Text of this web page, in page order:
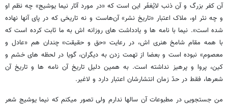
آن کفر بزرگ و آن ذنب لایُغفَر این است که «در مورد آثار نیما یوشیج» چه نظم او
و چه نثر او، ملاک اعتبار «تاریخ نشر» آن‌هاست و نه تاریخی که در پای آنها نهاده
شده است». نیما با نامه ها و یادداشت های روزانه اش به ما ثابت کرده است که
با همه مقام شامخ هنری اش، در رعایت «حق و حقیقت» چندان هم «عادل و
معصوم» نبوده است و بعضا از تهمت زدن به دیگران، گویا در لحظه های خشم و
کین، پروا و پرهیز نداشته است. به همین دلیل تاریخ آن نامه ها و تاریخ آن
شعرها، فقط در حدّ زمان انتشارشان اعتبار دارد و لاغیر.
من جستجویی در مطبوعات آن سالها ندارم ولی تصور میکنم که نیما یوشیج شعر